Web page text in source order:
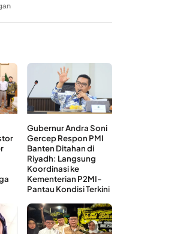
Gubernur Andra Soni
Gercep Respon PMI
Banten Ditahan di
Riyadh: Langsung
Koordinasi ke
Kementerian P2MI-
Pantau Kondisi Terkini